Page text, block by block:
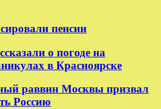
пенсии
о погоде на
в Красноярске
раввин Москвы призвал
Россию